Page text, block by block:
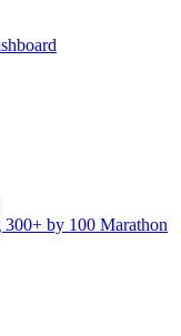
by 100 Marathon